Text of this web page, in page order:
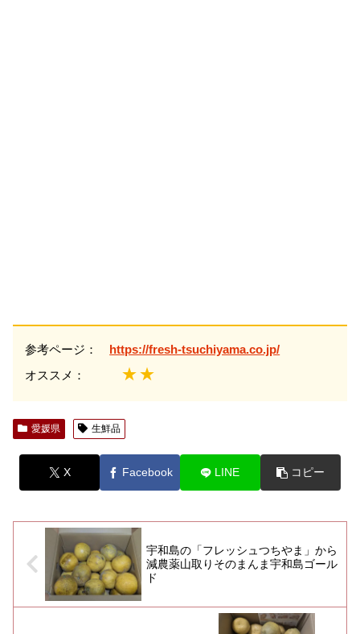
参考ページ： https://fresh-tsuchiyama.co.jp/
オススメ： ★★
愛媛県 生鮮品
X Facebook LINE コピー
宇和島の「フレッシュつちやま」から
減農薬山取りそのまんま宇和島ゴール
ド